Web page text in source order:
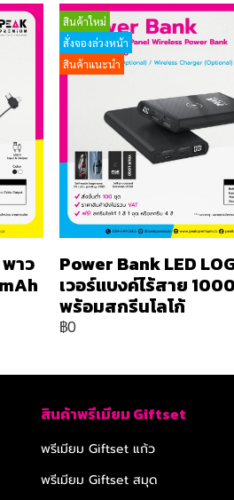
พาว
สินค้าใหม่
สั่งจองล่วงหน้า
สินค้าแนะนำ
Power Bank LED
เวอร์แบงค์ไร้สาย
พร้อมสกรีนโลโก้
฿0
สินค้าพรีเมียม Giftset
พรีเมียม Giftset แก้ว
พรีเมียม Giftset สมุด